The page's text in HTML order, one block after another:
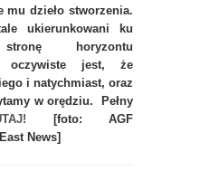
mu dzieło stworzenia.
ukierunkowani ku
horyzontu
oczywiste jest, że
i natychmiast, oraz
w orędziu. Pełny
[foto: AGF
News]